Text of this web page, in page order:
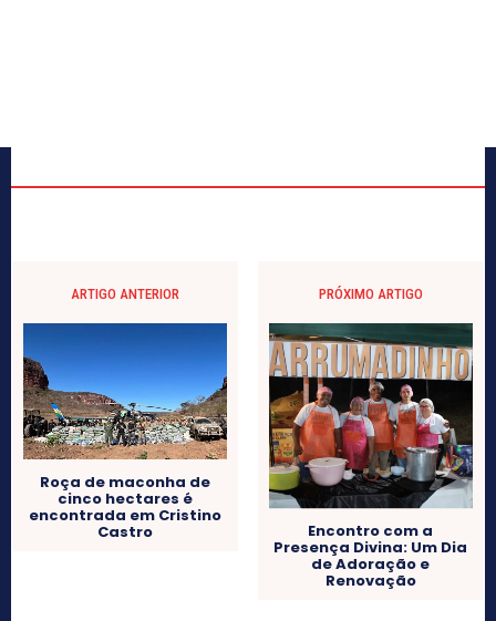
ARTIGO ANTERIOR
Roça de maconha de
cinco hectares é
encontrada em Cristino
Castro
PRÓXIMO ARTIGO
Encontro com a
Presença Divina: Um Dia
de Adoração e
Renovação